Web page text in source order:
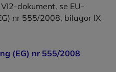
dokument, se EU-
nr 555/2008, bilagor IX
(EG) nr 555/2008